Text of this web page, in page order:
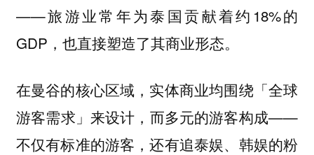
——旅游业常年为泰国贡献着约18%的
GDP，也直接塑造了其商业形态。
在曼谷的核心区域，实体商业均围绕「全球
游客需求」来设计，而多元的游客构成——
不仅有标准的游客，还有追泰娱、韩娱的粉